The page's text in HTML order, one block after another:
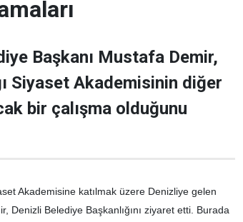
Başkanı Mustafa Demir,
Siyaset Akademisinin diğer
bir çalışma olduğunu
Akademisine katılmak üzere Denizliye gelen
Denizli Belediye Başkanlığını ziyaret etti. Burada